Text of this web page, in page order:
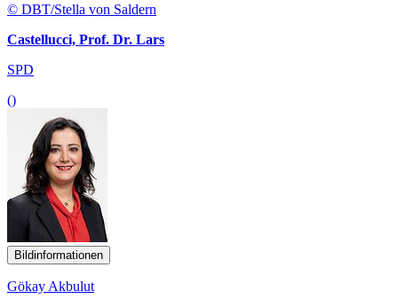
© DBT/Stella von Saldern
Castellucci, Prof. Dr. Lars
SPD
()
Bildinformationen
Gökay Akbulut